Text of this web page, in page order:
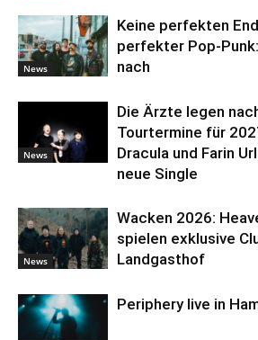
News
Keine perfekten
perfekter Pop-
nach
News
Die Ärzte legen
Tourtermine für
Dracula und Farin
neue Single
News
Wacken 2026:
spielen exklusive
Landgasthof
Periphery live in